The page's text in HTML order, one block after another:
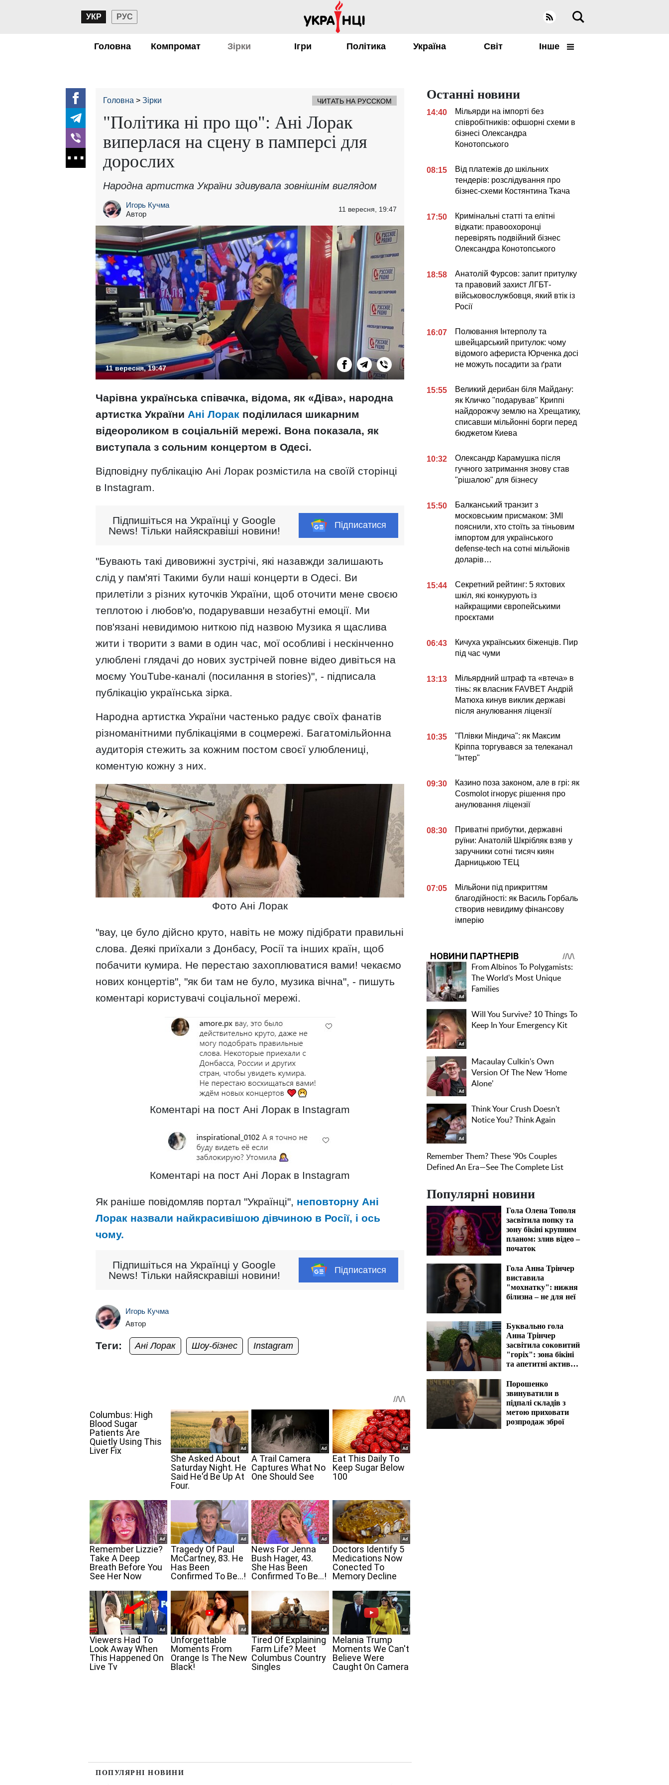
УКР РУС
Головна Компромат Зірки Ігри Політика Україна Світ Інше
Головна Зірки ЧИТАТЬ НА РУССКОМ
"Політика ні про що": Ані Лорак
виперлася на сцену в памперсі для
дорослих
Народна артистка України здивувала зовнішнім виглядом
Игорь Кучма
Автор
11 вересня, 19:47
11 вересня, 19:47
Чарівна українська співачка, відома, як «Діва», народна
артистка України Ані Лорак поділилася шикарним
відеороликом в соціальній мережі. Вона показала, як
виступала з сольним концертом в Одесі.
Відповідну публікацію Ані Лорак розмістила на своїй сторінці
в Instagram.
Підпишіться на Українці у Google
News! Тільки найяскравіші новини!
Підписатися
"Бувають такі дивовижні зустрічі, які назавжди залишають
слід у пам'яті Такими були наші концерти в Одесі. Ви
прилетіли з різних куточків України, щоб оточити мене своєю
теплотою і любов'ю, подарувавши незабутні емоції. Ми
пов'язані невидимою ниткою під назвою Музика я щаслива
жити і творити з вами в один час, мої особливі і нескінченно
улюблені глядачі до нових зустрічей повне відео дивіться на
моєму YouTube-каналі (посилання в stories)", - підписала
публікацію українська зірка.
Народна артистка України частенько радує своїх фанатів
різноманітними публікаціями в соцмережі. Багатомільйонна
аудиторія стежить за кожним постом своєї улюблениці,
коментую кожну з них.
Фото Ані Лорак
"вау, це було дійсно круто, навіть не можу підібрати правильні
слова. Деякі приїхали з Донбасу, Росії та інших країн, щоб
побачити кумира. Не перестаю захоплюватися вами! чекаємо
нових концертів", "як би там не було, музика вічна", - пишуть
коментарі користувачі соціальної мережі.
Коментарі на пост Ані Лорак в Instagram
Коментарі на пост Ані Лорак в Instagram
Як раніше повідомляв портал "Українці", неповторну Ані
Лорак назвали найкрасивішою дівчиною в Росії, і ось
чому.
Підпишіться на Українці у Google
News! Тільки найяскравіші новини!
Підписатися
Игорь Кучма
Автор
Теги: Ані Лорак Шоу-бізнес Instagram
ПОПУЛЯРНІ НОВИНИ
Останні новини
14:40
Мільярди на імпорті без
співробітників: офшорні схеми в
бізнесі Олександра
Конотопського
08:15
Від платежів до шкільних
тендерів: розслідування про
бізнес-схеми Костянтина Ткача
17:50
Кримінальні статті та елітні
відкати: правоохоронці
перевірять подвійний бізнес
Олександра Конотопського
18:58
Анатолій Фурсов: запит притулку
та правовий захист ЛГБТ-
військовослужбовця, який втік із
Росії
16:07
Полювання Інтерполу та
швейцарський притулок: чому
відомого афериста Юрченка досі
не можуть посадити за ґрати
15:55
Великий дерибан біля Майдану:
як Кличко "подарував" Криппі
найдорожчу землю на Хрещатику,
списавши мільйонні борги перед
бюджетом Киева
10:32
Олександр Карамушка після
гучного затримання знову став
"рішалою" для бізнесу
15:50
Балканський транзит з
московським присмаком: ЗМІ
пояснили, хто стоїть за тіньовим
імпортом для українського
defense-tech на сотні мільйонів
доларів…
15:44
Секретний рейтинг: 5 яхтових
шкіл, які конкурують із
найкращими європейськими
проєктами
06:43
Кичуха українських біженців. Пир
під час чуми
13:13
Мільярдний штраф та «втеча» в
тінь: як власник FAVBET Андрій
Матюха кинув виклик державі
після анулювання ліцензії
10:35
"Плівки Міндича": як Максим
Кріппа торгувався за телеканал
"Інтер"
09:30
Казино поза законом, але в грі: як
Cosmolot ігнорує рішення про
анулювання ліцензії
08:30
Приватні прибутки, державні
руїни: Анатолій Шкрібляк взяв у
заручники сотні тисяч киян
Дарницькою ТЕЦ
07:05
Мільйони під прикриттям
благодійності: як Василь Горбаль
створив невидиму фінансову
імперію
Популярні новини
Гола Олена Тополя
засвітила попку та
зону бікіні крупним
планом: злив відео –
початок
Гола Анна Трінчер
виставила
"мохнатку": нижня
білизна – не для неї
Буквально гола
Анна Трінчер
засвітила соковитий
"горіх": зона бікіні
та апетитні активи
Порошенко
звинуватили в
підпалі складів з
метою приховати
розпродаж зброї